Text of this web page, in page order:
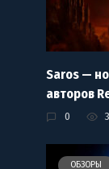
Saros —
авторов
0
ОБЗОРЫ